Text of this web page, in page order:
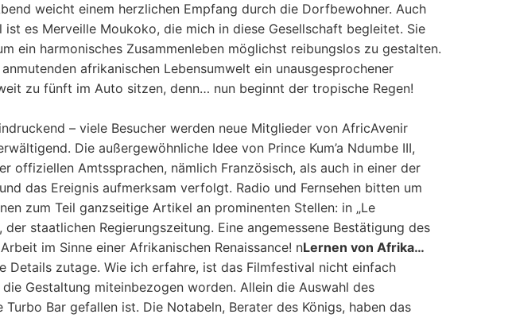
weicht einem herzlichen Empfang durch die Dorfbewohner. Auch
es Merveille Moukoko, die mich in diese Gesellschaft begleitet. Sie
ein harmonisches Zusammenleben möglichst reibungslos zu gestalten.
afrikanischen Lebensumwelt ein unausgesprochener
zu fünft im Auto sitzen, denn… nun beginnt der tropische Regen!
– viele Besucher werden neue Mitglieder von AfricAvenir
Die außergewöhnliche Idee von Prince Kum’a Ndumbe III,
offiziellen Amtssprachen, nämlich Französisch, als auch in einer der
das Ereignis aufmerksam verfolgt. Radio und Fernsehen bitten um
zum Teil ganzseitige Artikel an prominenten Stellen: in „Le
der staatlichen Regierungszeitung. Eine angemessene Bestätigung des
im Sinne einer Afrikanischen Renaissance! nLernen von Afrika…
Details zutage. Wie ich erfahre, ist das Filmfestival nicht einfach
Gestaltung miteinbezogen worden. Allein die Auswahl des
Bar gefallen ist. Die Notabeln, Berater des Königs, haben das